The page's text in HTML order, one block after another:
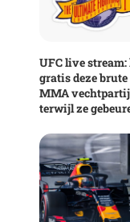
UFC live
gratis deze brute
MMA
terwijl ze